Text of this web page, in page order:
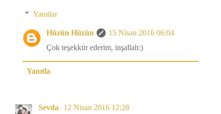
Yanıtlar
Hüzün Hüzün
15 Nisan 2016 06:04
Çok teşekkür ederim, inşallah:)
Yanıtla
Sevda
12 Nisan 2016 12:28